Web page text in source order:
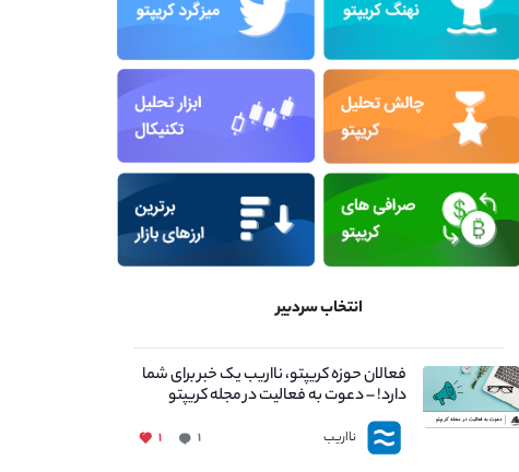
انتخاب سردبیر
فعالان حوزه کریپتو، نااریب یک خبر برای شما
دارد! – دعوت به فعالیت در مجله کریپتو
نااریب ۱ ۱